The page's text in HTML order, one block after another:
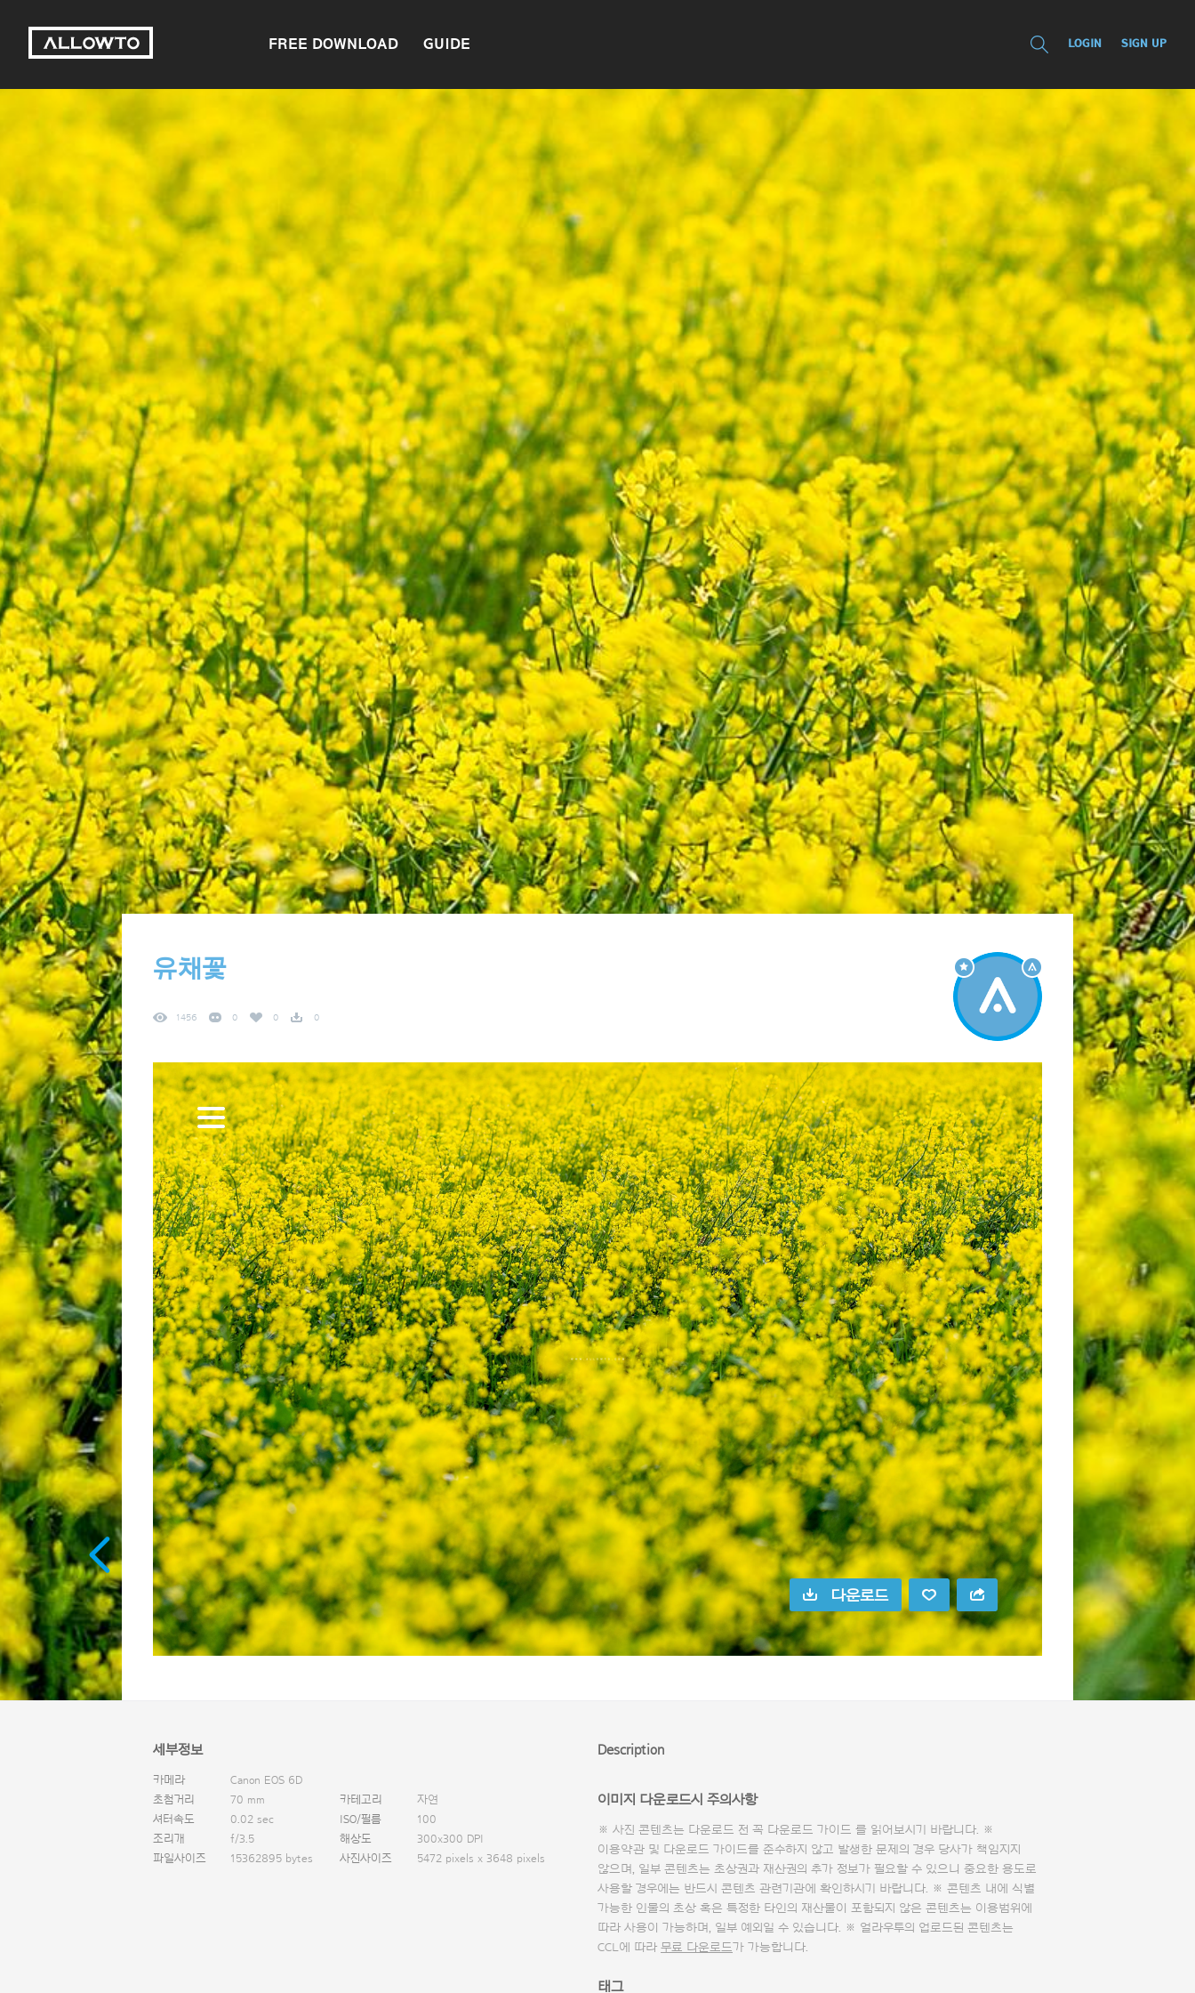
FREE DOWNLOAD GUIDE LOGIN SIGN UP
유채꽃
1456 0 0 0
다운로드
세부정보
카메라
Canon EOS 6D
초첨거리
70 mm 카테고리
자연
셔터속도
0.02 sec ISO/필름
100
조리개
f/3.5 해상도
300x300 DPI
파일사이즈
15362895 bytes 사진사이즈 5472 pixels x 3648 pixels
Description
이미지 다운로드시 주의사항
※ 사진 콘텐츠는 다운로드 전 꼭 다운로드 가이드 를 읽어보시기 바랍니다. ※
이용약관 및 다운로드 가이드를 준수하지 않고 발생한 문제의 경우 당사가 책임지지
않으며, 일부 콘텐츠는 초상권과 재산권의 추가 정보가 필요할 수 있으니 중요한 용도로
사용할 경우에는 반드시 콘텐츠 관련기관에 확인하시기 바랍니다. ※ 콘텐츠 내에 식별
가능한 인물의 초상 혹은 특정한 타인의 재산물이 포함되지 않은 콘텐츠는 이용범위에
따라 사용이 가능하며, 일부 예외일 수 있습니다. ※ 얼라우투의 업로드된 콘텐츠는
CCL에 따라 무료 다운로드가 가능합니다.
태그